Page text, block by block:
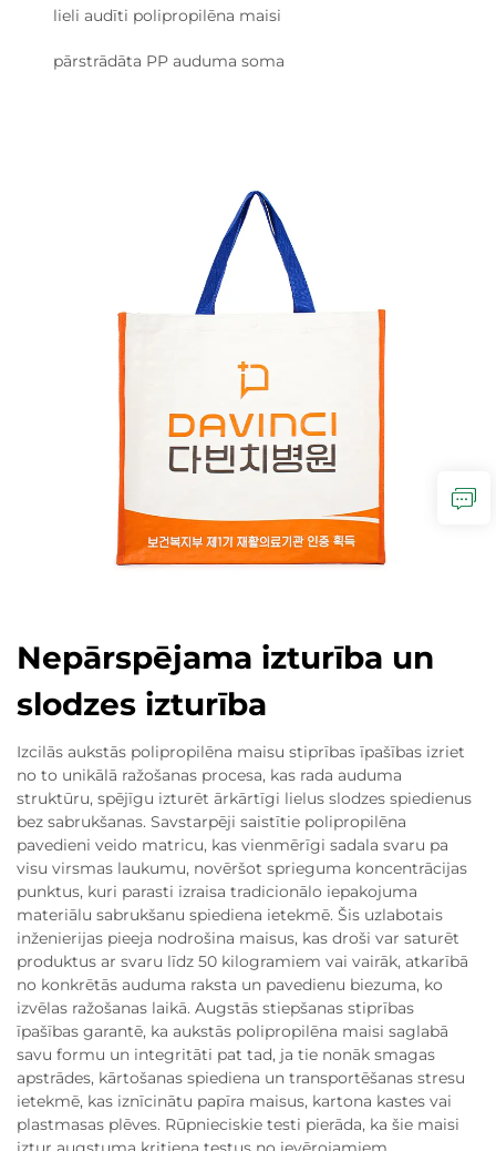
lieli audīti polipropilēna maisi
pārstrādāta PP auduma soma
Nepārspējama izturība un
slodzes izturība
Izcilās aukstās polipropilēna maisu stiprības īpašības izriet
no to unikālā ražošanas procesa, kas rada auduma
struktūru, spējīgu izturēt ārkārtīgi lielus slodzes spiedienus
bez sabrukšanas. Savstarpēji saistītie polipropilēna
pavedieni veido matricu, kas vienmērīgi sadala svaru pa
visu virsmas laukumu, novēršot sprieguma koncentrācijas
punktus, kuri parasti izraisa tradicionālo iepakojuma
materiālu sabrukšanu spiediena ietekmē. Šis uzlabotais
inženierijas pieeja nodrošina maisus, kas droši var saturēt
produktus ar svaru līdz 50 kilogramiem vai vairāk, atkarībā
no konkrētās auduma raksta un pavedienu biezuma, ko
izvēlas ražošanas laikā. Augstās stiepšanas stiprības
īpašības garantē, ka aukstās polipropilēna maisi saglabā
savu formu un integritāti pat tad, ja tie nonāk smagas
apstrādes, kārtošanas spiediena un transportēšanas stresu
ietekmē, kas iznīcinātu papīra maisus, kartona kastes vai
plastmasas plēves. Rūpnieciskie testi pierāda, ka šie maisi